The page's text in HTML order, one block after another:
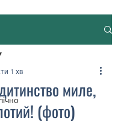
миле,
(фото)
1 хв